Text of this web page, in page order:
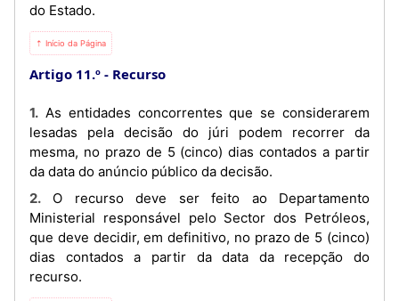
do Estado.
⇡ Início da Página
Artigo 11.º Recurso
1. As entidades concorrentes que se considerarem
lesadas pela decisão do júri podem recorrer da
mesma, no prazo de 5 (cinco) dias contados a partir
da data do anúncio público da decisão.
2. O recurso deve ser feito ao Departamento
Ministerial responsável pelo Sector dos Petróleos,
que deve decidir, em definitivo, no prazo de 5 (cinco)
dias contados a partir da data da recepção do
recurso.